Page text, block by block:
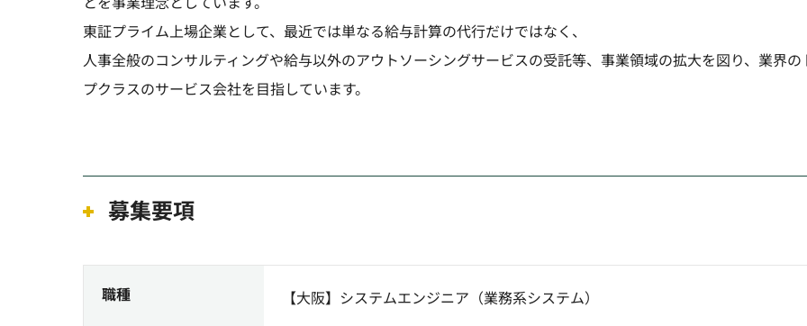
東証プライム上場企業として、最近では単なる給与計算の代行だけではなく、
人事全般のコンサルティングや給与以外のアウトソーシングサービスの受託等、事業領域の拡大を図り、業界の
プクラスのサービス会社を目指しています。
募集要項
職種 【大阪】システムエンジニア（業務系システム）